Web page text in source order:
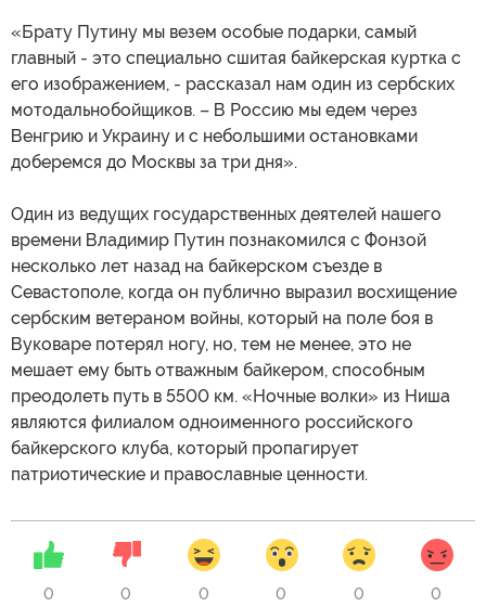
«Брату Путину мы везем особые подарки, самый
главный - это специально сшитая байкерская куртка с
его изображением, - рассказал нам один из сербских
мотодальнобойщиков. – В Россию мы едем через
Венгрию и Украину и с небольшими остановками
доберемся до Москвы за три дня».
Один из ведущих государственных деятелей нашего
времени Владимир Путин познакомился с Фонзой
несколько лет назад на байкерском съезде в
Севастополе, когда он публично выразил восхищение
сербским ветераном войны, который на поле боя в
Вуковаре потерял ногу, но, тем не менее, это не
мешает ему быть отважным байкером, способным
преодолеть путь в 5500 км. «Ночные волки» из Ниша
являются филиалом одноименного российского
байкерского клуба, который пропагирует
патриотические и православные ценности.
0 0 0 0 0 0